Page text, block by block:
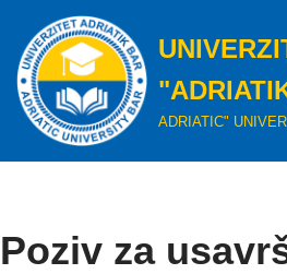
Skip
to
content
ADRIATIC"
Poziv za